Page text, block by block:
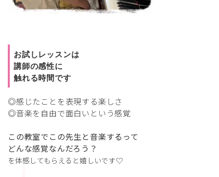
お試しレッスンは
講師の感性に
触れる時間です
◎感じたことを表現する楽しさ
◎音楽を自由で面白いという感覚
この教室でこの先生と音楽するって
どんな感覚なんだろう？
を体感してもらえると嬉しいです♡